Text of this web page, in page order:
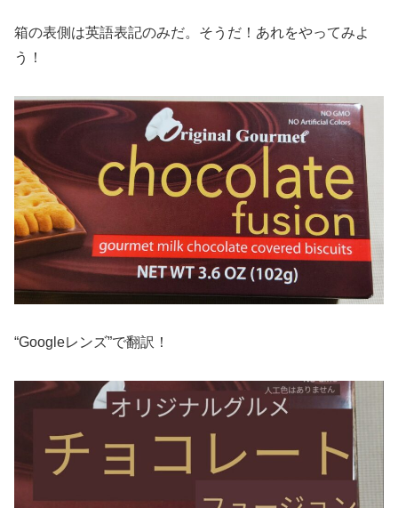
箱の表側は英語表記のみだ。そうだ！あれをやってみよ
う！
“Googleレンズ”で翻訳！